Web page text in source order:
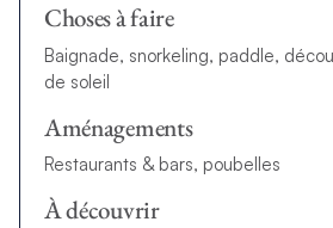
Choses à faire
Baignade, snorkeling, paddle,
de soleil
Aménagements
Restaurants & bars, poubelles
À découvrir